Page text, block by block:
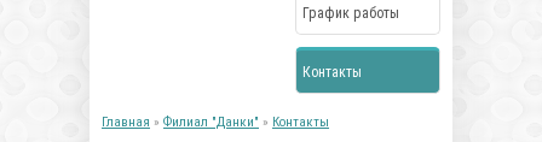
График работы
Контакты
Главная » Филиал "Данки" » Контакты